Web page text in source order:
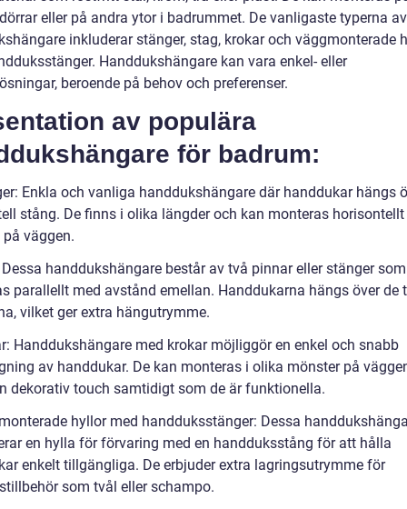
eller på andra ytor i badrummet. De vanligaste typerna av
inkluderar stänger, stag, krokar och väggmonterade
Handdukshängare kan vara enkel- eller
beroende på behov och preferenser.
av populära
för badrum:
Enkla och vanliga handdukshängare där handdukar hängs
stång. De finns i olika längder och kan monteras horisontellt
väggen.
handdukshängare består av två pinnar eller stänger som
parallellt med avstånd emellan. Handdukarna hängs över de
vilket ger extra hängutrymme.
Handdukshängare med krokar möjliggör en enkel och snabb
av handdukar. De kan monteras i olika mönster på
dekorativ touch samtidigt som de är funktionella.
hyllor med handduksstänger: Dessa
en hylla för förvaring med en handduksstång för att hålla
enkelt tillgängliga. De erbjuder extra lagringsutrymme för
som tvål eller schampo.